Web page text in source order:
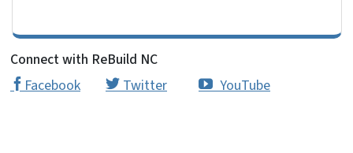
Connect with ReBuild NC
Facebook
Twitter YouTube